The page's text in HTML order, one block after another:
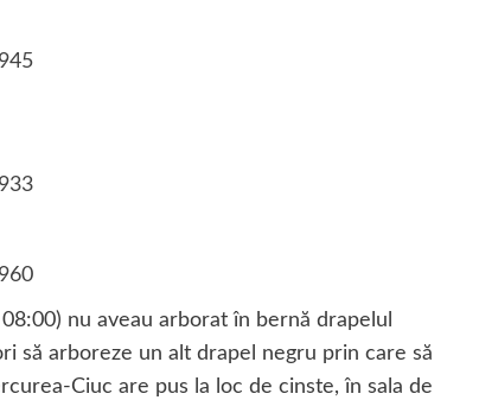
nu aveau arborat în bernă drapelul
să arboreze un alt drapel negru prin care să
Ciuc are pus la loc de cinste, în sala de